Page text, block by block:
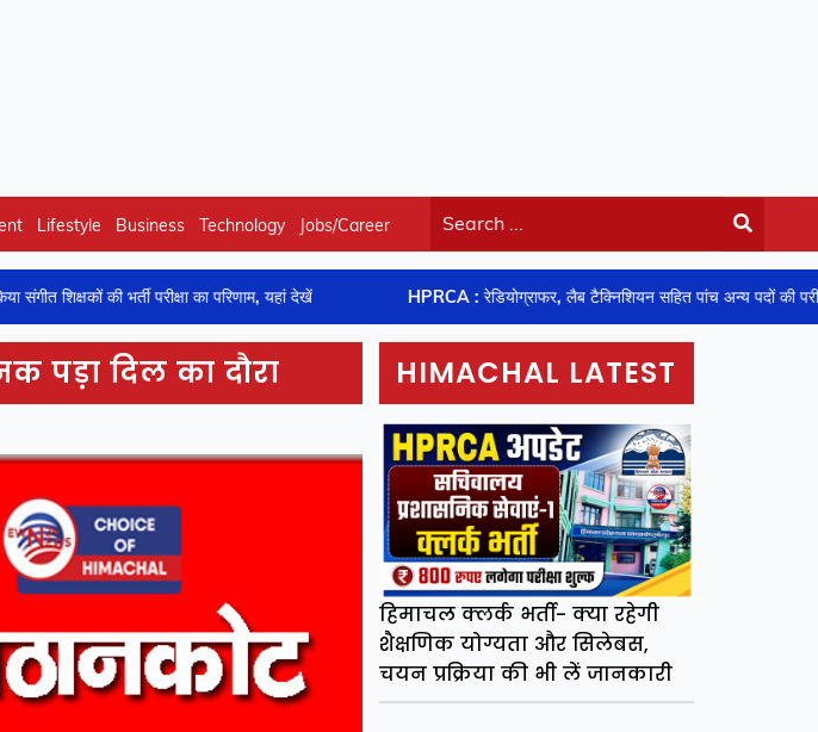
Lifestyle Business Technology Jobs/Career
भर्ती परीक्षा का परिणाम, यहां देखें HPRCA : रेडियोग्राफर, लैब टैक्निशियन सहित पांच अन्य पदों की परीक्षाओं की तिथियां
पड़ा दिल का दौरा HIMACHAL LATEST
हिमाचल क्लर्क भर्ती- क्या रहेगी
शैक्षणिक योग्यता और सिलेबस,
चयन प्रक्रिया की भी लें जानकारी